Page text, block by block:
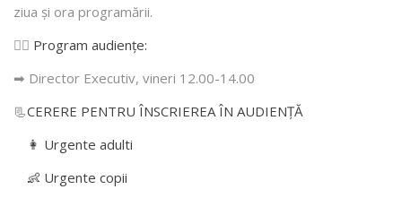
ziua şi ora programării.
👩‍⚕️ Program audiențe:
➡ Director Executiv, vineri 12.00-14.00
📃CERERE PENTRU ÎNSCRIEREA ÎN AUDIENŢĂ
👩 Urgente adulti
👶 Urgente copii